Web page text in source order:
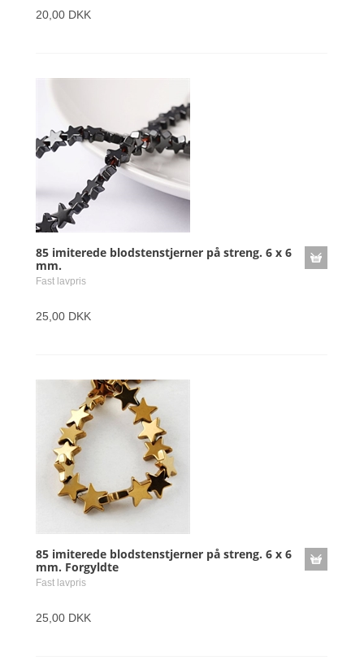
20,00 DKK
85 imiterede blodstenstjerner på streng. 6 x 6
mm.
Fast lavpris
25,00 DKK
85 imiterede blodstenstjerner på streng. 6 x 6
mm. Forgyldte
Fast lavpris
25,00 DKK